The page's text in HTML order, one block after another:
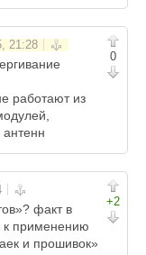
0
работают из
+2
факт в
к применению
и прошивок»